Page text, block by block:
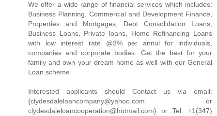
We offer a wide range of financial services which includes:
Business Planning, Commercial and Development Finance,
Properties and Mortgages, Debt Consolidation Loans,
Business Loans, Private loans, Home Refinancing Loans
with low interest rate @3% per annul for individuals,
companies and corporate bodies. Get the best for your
family and own your dream home as well with our General
Loan scheme.
Interested applicants should Contact us via email:
{clydesdaleloancompany@yahoo.com or
clydesdaleloancooperation@hotmail.com} or Tel: +1(347)